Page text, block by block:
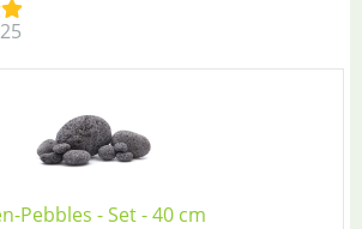
Pebbles - Set - 40 cm